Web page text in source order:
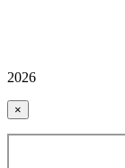
2026
×